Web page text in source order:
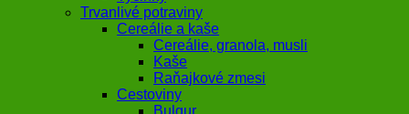
Trvanlivé potraviny
Cereálie a kaše
Cereálie, granola, musli
Kaše
Raňajkové zmesi
Cestoviny
Bulgur